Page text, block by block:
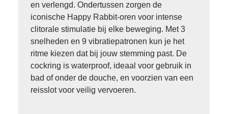
en verlengd. Ondertussen zorgen de
iconische Happy Rabbit-oren voor intense
clitorale stimulatie bij elke beweging. Met 3
snelheden en 9 vibratiepatronen kun je het
ritme kiezen dat bij jouw stemming past. De
cockring is waterproof, ideaal voor gebruik in
bad of onder de douche, en voorzien van een
reisslot voor veilig vervoeren.